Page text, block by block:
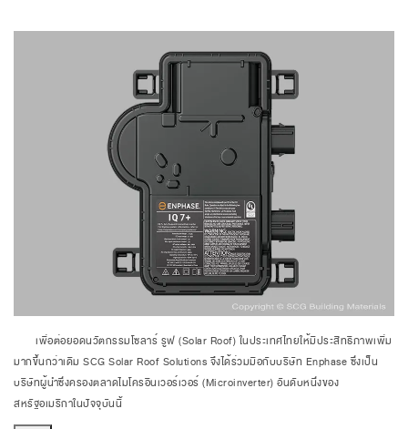
เพื่อต่อยอดนวัตกรรมโซลาร์ รูฟ (Solar Roof) ในประเทศไทยให้มีประสิทธิภาพเพิ่ม
มากขึ้นกว่าเดิม SCG Solar Roof Solutions จึงได้ร่วมมือกับบริษัท Enphase ซึ่งเป็น
บริษัทผู้นำซึ่งครองตลาดไมโครอินเวอร์เวอร์ (Microinverter) อันดับหนึ่งของ
สหรัฐอเมริกาในปัจจุบันนี้